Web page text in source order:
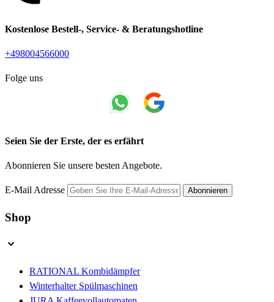
Kostenlose Bestell-, Service- & Beratungshotline
+498004566000
Folge uns
Seien Sie der Erste, der es erfährt
Abonnieren Sie unsere besten Angebote.
E-Mail Adresse Abonnieren
Shop
RATIONAL Kombidämpfer
Winterhalter Spülmaschinen